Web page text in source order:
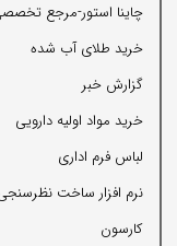
چاینا استور-مرجع
خرید طلای آب شده
گزارش خبر
خرید مواد اولیه دارویی
لباس فرم اداری
نرم افزار ساخت
كارسون